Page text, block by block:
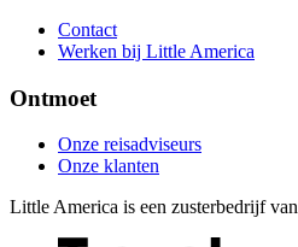
Contact
Werken bij Little America
Ontmoet
Onze reisadviseurs
Onze klanten
Little America is een zusterbedrijf van